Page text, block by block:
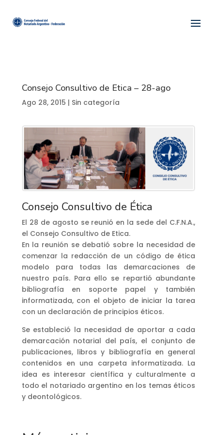
Consejo Consultivo de Etica – 28-ago
Ago 28, 2015 | Sin categoría
Consejo Consultivo de Ética
El 28 de agosto se reunió en la sede del C.F.N.A.,
el Consejo Consultivo de Etica.
En la reunión se debatió sobre la necesidad de
comenzar la redacción de un código de ética
modelo para todas las demarcaciones de
nuestro país. Para ello se repartió abundante
bibliografía en soporte papel y también
informatizada, con el objeto de iniciar la tarea
con un declaración de principios éticos.
Se estableció la necesidad de aportar a cada
demarcación notarial del país, el conjunto de
publicaciones, libros y bibliografía en general
contenidos en una carpeta informatizada. La
idea es interesar científica y culturalmente a
todo el notariado argentino en los temas éticos
y deontológicos.